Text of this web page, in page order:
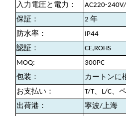
入力電圧と電力：
AC220-
保証：
2 年
防水率：
IP44
認証：
CE,ROHS
MOQ:
300PC
包装：
カートンに
お支払い：
T/T、L/C、
出荷港：
寧波/上海